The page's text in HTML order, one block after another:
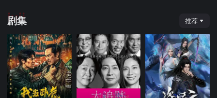
剧集
juji 推荐